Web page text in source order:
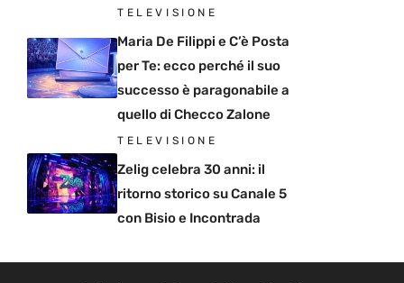
TELEVISIONE
Maria De Filippi e C’è Posta
per Te: ecco perché il suo
successo è paragonabile a
quello di Checco Zalone
TELEVISIONE
Zelig celebra 30 anni: il
ritorno storico su Canale 5
con Bisio e Incontrada